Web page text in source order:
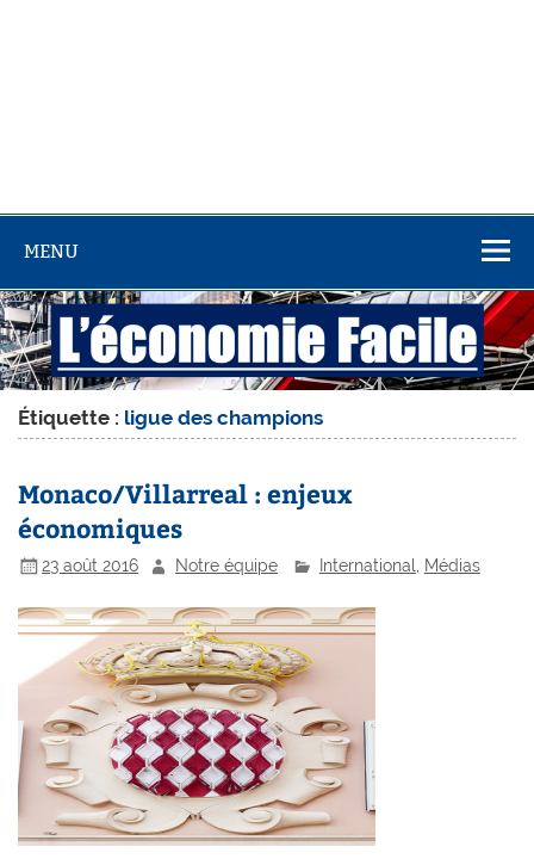
MENU
Étiquette : ligue des champions
Monaco/Villarreal : enjeux
économiques
23 août 2016 Notre équipe International Médias